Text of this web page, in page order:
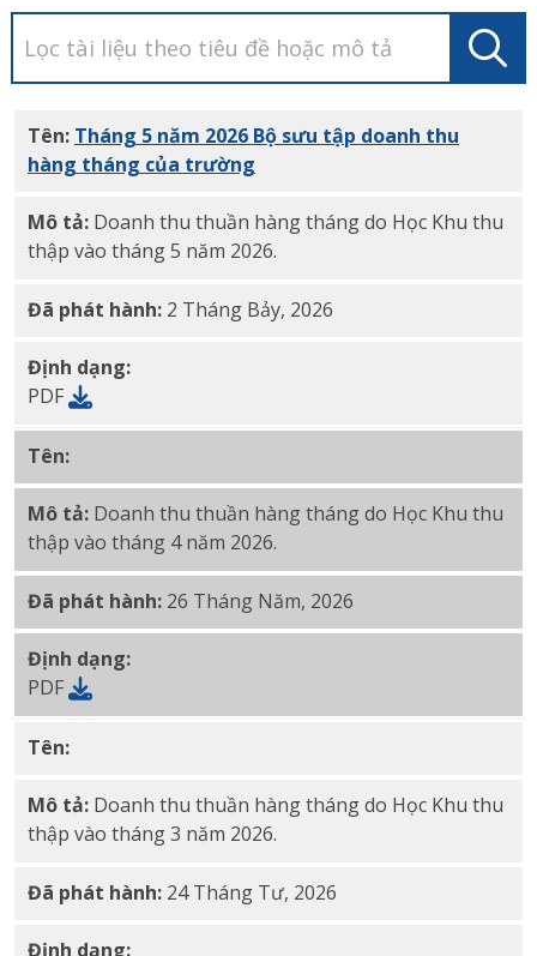
Tên: Tháng 5 năm 2026 Bộ sưu tập doanh thu
hàng tháng của trường
Mô tả: Doanh thu thuần hàng tháng do Học Khu thu
thập vào tháng 5 năm 2026.
Đã phát hành: 2 Tháng Bảy, 2026
Định dạng:
PDF
Tên:Tháng 4 năm 2026 Thu doanh thu hàng tháng
Mô tả: Doanh thu thuần hàng tháng do Học Khu thu
thập vào tháng 4 năm 2026.
Đã phát hành: 26 Tháng Năm, 2026
Định dạng:
PDF
Tên:Tháng 3 năm 2026 Thu doanh thu hàng tháng
Mô tả: Doanh thu thuần hàng tháng do Học Khu thu
thập vào tháng 3 năm 2026.
Đã phát hành: 24 Tháng Tư, 2026
Định dạng: